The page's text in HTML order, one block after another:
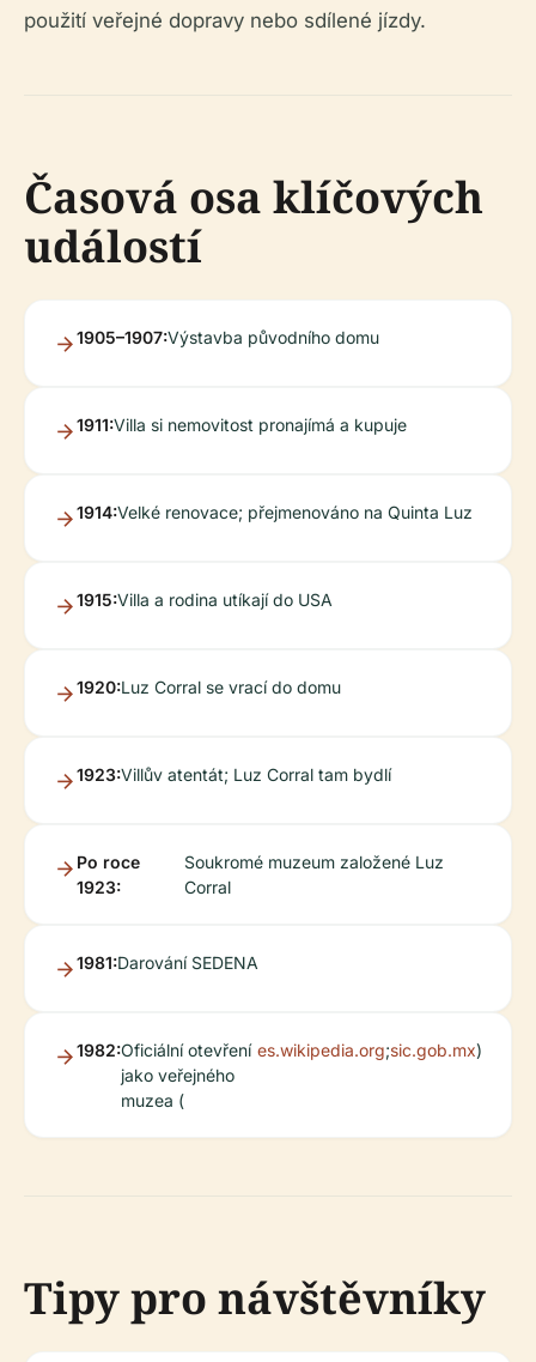
použití veřejné dopravy nebo sdílené jízdy.
Časová osa klíčových
událostí
1905–1907:Výstavba původního domu
1911:Villa si nemovitost pronajímá a kupuje
1914:Velké renovace; přejmenováno na Quinta Luz
1915:Villa a rodina utíkají do USA
1920:Luz Corral se vrací do domu
1923:Villův atentát; Luz Corral tam bydlí
Po roce
1923:
Soukromé muzeum založené Luz
Corral
1981:Darování SEDENA
1982:Oficiální otevření
jako veřejného
muzea (
es.wikipedia.org;sic.gob.mx)
Tipy pro návštěvníky